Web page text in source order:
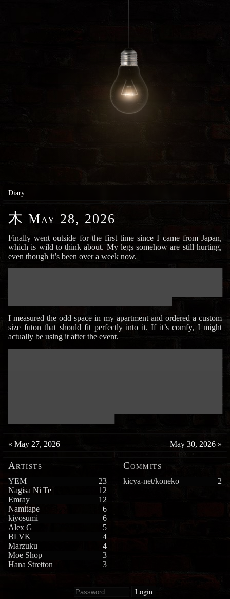
Diary
木 May 28, 2026
Finally went outside for the first time since I came from Japan,
which is wild to think about. My legs somehow are still hurting,
even though it’s been over a week now.
I measured the odd space in my apartment and ordered a custom
size futon that should fit perfectly into it. If it’s comfy, I might
actually be using it after the event.
« May 27, 2026 May 30, 2026 »
Artists
YEM
23
Nagisa Ni Te
12
Emray
12
Namitape
6
kiyosumi
6
Alex G
5
BLVK
4
Marzuku
4
Moe Shop
3
Hana Stretton
3
Commits
kicya-net/koneko 2
Login